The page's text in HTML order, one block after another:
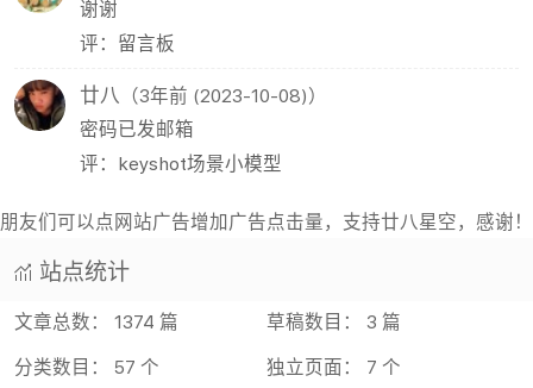
谢谢
评：留言板
廿八 （3年前 (2023-10-08)）
密码已发邮箱
评：keyshot场景小模型
朋友们可以点网站广告增加广告点击量，支持廿八星空，感谢！
站点统计
文章总数： 1374 篇 草稿数目： 3 篇
分类数目： 57 个 独立页面： 7 个